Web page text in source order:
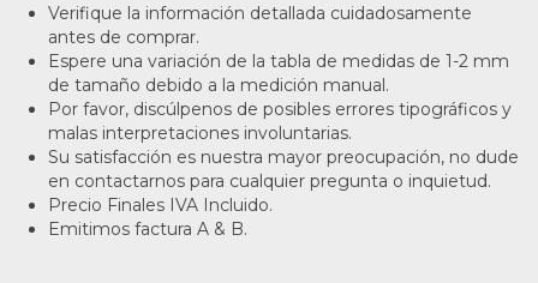
Verifique la información detallada cuidadosamente
antes de comprar.
Espere una variación de la tabla de medidas de 1-2 mm
de tamaño debido a la medición manual.
Por favor, discúlpenos de posibles errores tipográficos y
malas interpretaciones involuntarias.
Su satisfacción es nuestra mayor preocupación, no dude
en contactarnos para cualquier pregunta o inquietud.
Precio Finales IVA Incluido.
Emitimos factura A & B.